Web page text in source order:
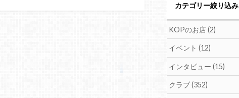
カテゴリー絞り込み
KOPのお店(2)
イベント(12)
インタビュー(15)
クラブ(352)